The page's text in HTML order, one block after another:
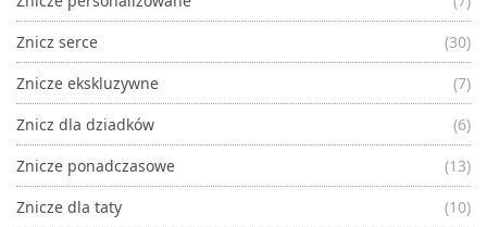
Znicz serce
(30)
Znicze ekskluzywne
(7)
Znicz dla dziadków
(6)
Znicze ponadczasowe
(13)
Znicze dla taty
(10)